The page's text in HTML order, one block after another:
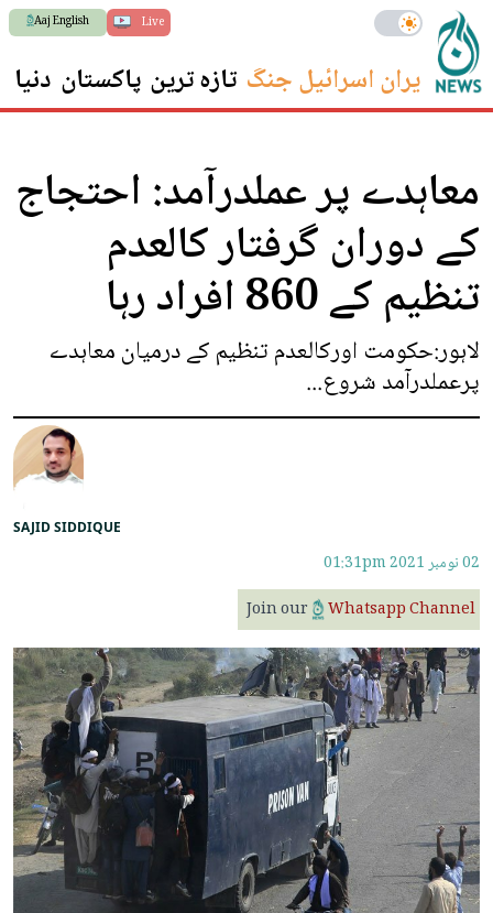
Live
Aaj English
ایران اسرائیل جنگ تازہ ترین پاکستان دنیا
معاہدے پر عملدرآمد: احتجاج
کے دوران گرفتار کالعدم
تنظیم کے 860 افراد رہا
لاہور:حکومت اورکالعدم تنظیم کے درمیان معاہدے
پرعملدرآمد شروع...
SAJID SIDDIQUE
02 نومبر 2021
01:31pm
Join our
Whatsapp Channel